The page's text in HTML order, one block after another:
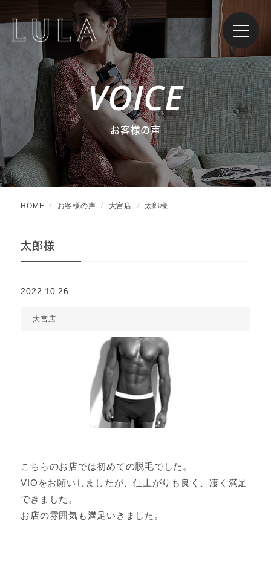
VOICE
お客様の声
HOME お客様の声 大宮店 太郎様
太郎様
2022.10.26
大宮店
こちらのお店では初めての脱毛でした。
VIOをお願いしましたが、仕上がりも良く、凄く満足
できました。
お店の雰囲気も満足いきました。